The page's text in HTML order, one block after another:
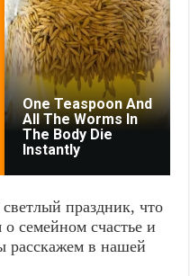
One Teaspoon And
All The Worms In
The Body Die
Instantly
праздник, что
о семейном счастье и
расскажем в нашей